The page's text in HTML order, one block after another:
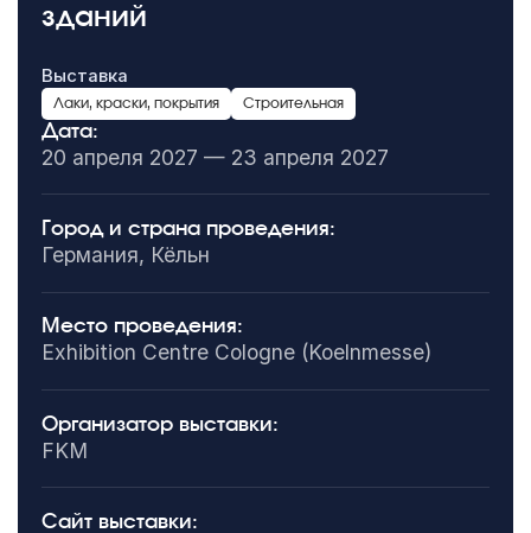
зданий
Выставка
Лаки, краски, покрытия Строительная
Дата:
20 апреля 2027 — 23 апреля 2027
Город и страна проведения:
Германия, Кёльн
Место проведения:
Exhibition Centre Cologne (Koelnmesse)
Организатор выставки:
FKM
Сайт выставки: